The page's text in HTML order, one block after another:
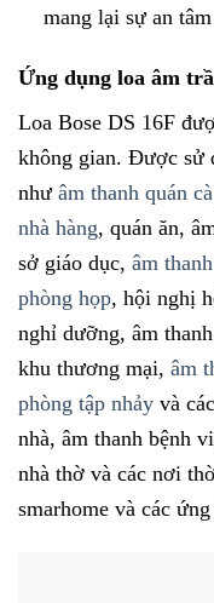
mang lại sự an
Ứng dụng loa âm
Loa Bose DS 16F
không gian. Được sử
như âm thanh quán
nhà hàng, quán ăn,
sở giáo dục, âm
phòng họp, hội nghị
nghỉ dưỡng, âm
khu thương mại, âm
phòng tập nhảy và
nhà, âm thanh bệnh
nhà thờ và các nơi
smarhome và các